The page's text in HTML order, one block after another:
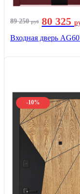
89 250руб 80 325
Входная дверь
-10%